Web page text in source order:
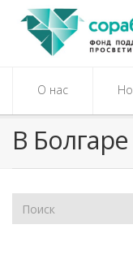
О нас
В